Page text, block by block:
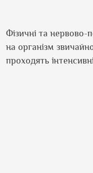
Фізичні та нервово-
на організм
проходять